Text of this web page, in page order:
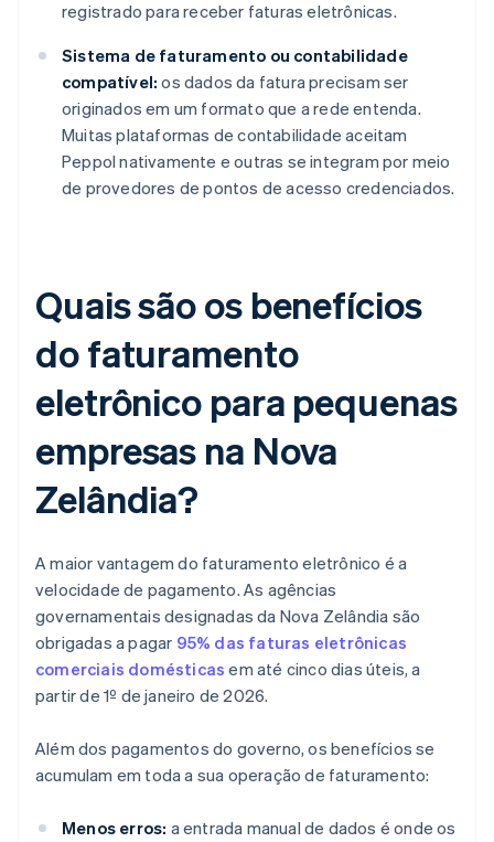
registrado para receber faturas eletrônicas.
Sistema de faturamento ou contabilidade
compatível: os dados da fatura precisam ser
originados em um formato que a rede entenda.
Muitas plataformas de contabilidade aceitam
Peppol nativamente e outras se integram por meio
de provedores de pontos de acesso credenciados.
Quais são os benefícios
do faturamento
eletrônico para pequenas
empresas na Nova
Zelândia?
A maior vantagem do faturamento eletrônico é a
velocidade de pagamento. As agências
governamentais designadas da Nova Zelândia são
obrigadas a pagar 95% das faturas eletrônicas
comerciais domésticas em até cinco dias úteis, a
partir de 1º de janeiro de 2026.
Além dos pagamentos do governo, os benefícios se
acumulam em toda a sua operação de faturamento:
Menos erros: a entrada manual de dados é onde os